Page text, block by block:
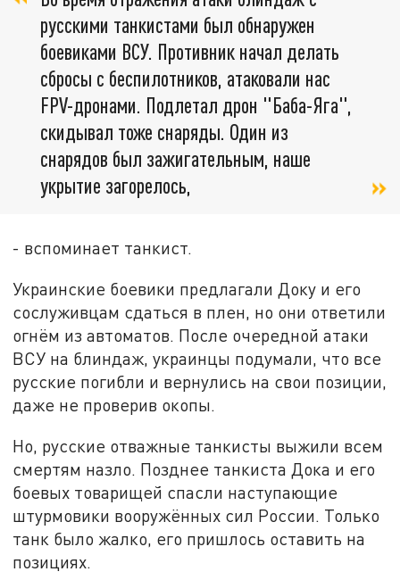
русскими танкистами был обнаружен
боевиками ВСУ. Противник начал делать
сбросы с беспилотников, атаковали нас
FPV-дронами. Подлетал дрон "Баба-Яга",
скидывал тоже снаряды. Один из
снарядов был зажигательным, наше
укрытие загорелось,
- вспоминает танкист.
Украинские боевики предлагали Доку и его
сослуживцам сдаться в плен, но они ответили
огнём из автоматов. После очередной атаки
ВСУ на блиндаж, украинцы подумали, что все
русские погибли и вернулись на свои позиции,
даже не проверив окопы.
Но, русские отважные танкисты выжили всем
смертям назло. Позднее танкиста Дока и его
боевых товарищей спасли наступающие
штурмовики вооружённых сил России. Только
танк было жалко, его пришлось оставить на
позициях.